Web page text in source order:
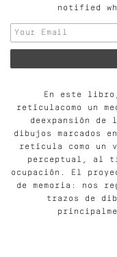
notified
En este
retículacomo un
deexpansión de
dibujos marcados
retícula como un
perceptual, al
ocupación. El
de memoria: nos
trazos de